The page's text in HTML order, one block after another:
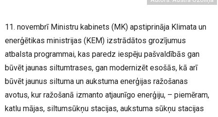
11. novembrī Ministru kabinets (MK) apstiprināja Klimata un
enerģētikas ministrijas (KEM) izstrādātos grozījumus
atbalsta programmai, kas paredz iespēju pašvaldībās gan
būvēt jaunas siltumtrases, gan modernizēt esošās, kā arī
būvēt jaunus siltuma un aukstuma enerģijas ražošanas
avotus, kur ražošanā izmanto atjaunīgo enerģiju, – piemēram,
katlu mājas, siltumsūkņu stacijas, aukstuma sūkņu stacijas